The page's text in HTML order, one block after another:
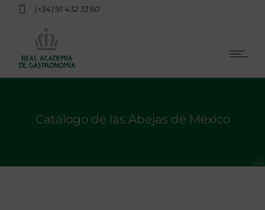
(+34) 91 432 33 60
Catálogo de las Abejas de México